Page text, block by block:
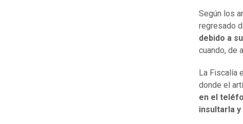
Según los
regresado
debido a
cuando, de
La Fiscalía
donde el
en el
insultarla